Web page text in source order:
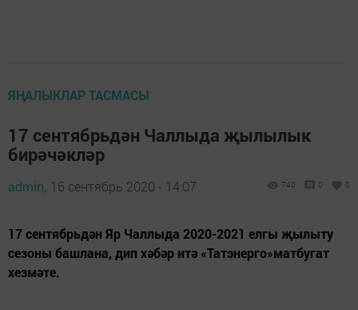
ЯҢАЛЫКЛАР ТАСМАСЫ
17 сентябрьдән Чаллыда җылылык
бирәчәкләр
admin, 16 сентябрь 2020 - 14:07 740 0 0
17 сентябрьдән Яр Чаллыда 2020-2021 елгы җылыту
сезоны башлана, дип хәбәр итә «Татэнерго»матбугат
хезмәте.